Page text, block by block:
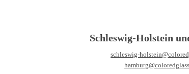
Schleswig-Holstein
schleswig-